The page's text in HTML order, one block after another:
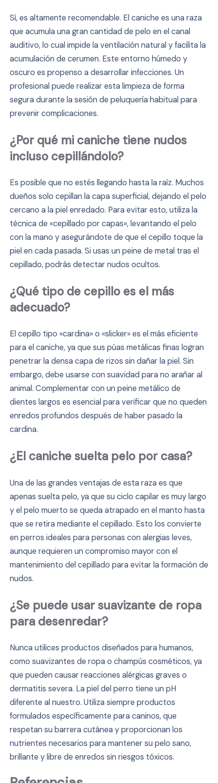
Sí, es altamente recomendable. El caniche es una raza
que acumula una gran cantidad de pelo en el canal
auditivo, lo cual impide la ventilación natural y facilita la
acumulación de cerumen. Este entorno húmedo y
oscuro es propenso a desarrollar infecciones. Un
profesional puede realizar esta limpieza de forma
segura durante la sesión de peluquería habitual para
prevenir complicaciones.
¿Por qué mi caniche tiene nudos
incluso cepillándolo?
Es posible que no estés llegando hasta la raíz. Muchos
dueños solo cepillan la capa superficial, dejando el pelo
cercano a la piel enredado. Para evitar esto, utiliza la
técnica de «cepillado por capas», levantando el pelo
con la mano y asegurándote de que el cepillo toque la
piel en cada pasada. Si usas un peine de metal tras el
cepillado, podrás detectar nudos ocultos.
¿Qué tipo de cepillo es el más
adecuado?
El cepillo tipo «cardina» o «slicker» es el más eficiente
para el caniche, ya que sus púas metálicas finas logran
penetrar la densa capa de rizos sin dañar la piel. Sin
embargo, debe usarse con suavidad para no arañar al
animal. Complementar con un peine metálico de
dientes largos es esencial para verificar que no queden
enredos profundos después de haber pasado la
cardina.
¿El caniche suelta pelo por casa?
Una de las grandes ventajas de esta raza es que
apenas suelta pelo, ya que su ciclo capilar es muy largo
y el pelo muerto se queda atrapado en el manto hasta
que se retira mediante el cepillado. Esto los convierte
en perros ideales para personas con alergias leves,
aunque requieren un compromiso mayor con el
mantenimiento del cepillado para evitar la formación de
nudos.
¿Se puede usar suavizante de ropa
para desenredar?
Nunca utilices productos diseñados para humanos,
como suavizantes de ropa o champús cosméticos, ya
que pueden causar reacciones alérgicas graves o
dermatitis severa. La piel del perro tiene un pH
diferente al nuestro. Utiliza siempre productos
formulados específicamente para caninos, que
respetan su barrera cutánea y proporcionan los
nutrientes necesarios para mantener su pelo sano,
brillante y libre de enredos sin riesgos tóxicos.